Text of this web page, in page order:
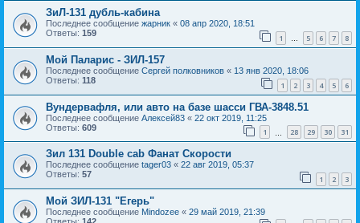
ЗиЛ-131 дубль-кабина
Последнее сообщение жарник « 08 апр 2020, 18:51
Ответы: 159 1 … 5 6 7 8
Мой Паларис - ЗИЛ-157
Последнее сообщение Сергей полковников « 13 янв 2020, 18:06
Ответы: 118 1 2 3 4 5 6
Вундервафля, или авто на базе шасси ГВА-3848.51
Последнее сообщение Алексей83 « 22 окт 2019, 11:25
Ответы: 609 1 28 29 30 31
Зил 131 Double cab Фанат Скорости
Последнее сообщение tager03 « 22 авг 2019, 05:37
Ответы: 57 1 2 3
Мой ЗИЛ-131 "Егерь"
Последнее сообщение Mindozee « 29 май 2019, 21:39